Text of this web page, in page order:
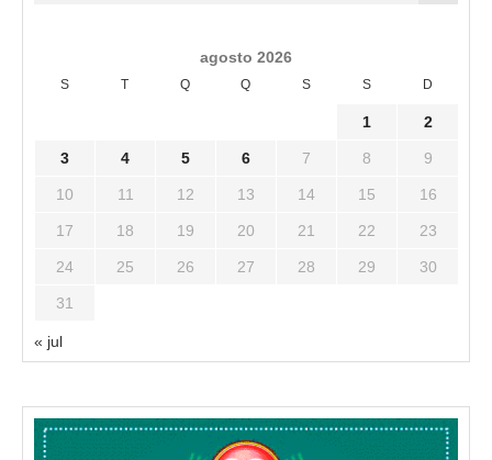
agosto 2026
S T Q Q S S D
1 2
3 4 5 6 7 8 9
10 11 12 13 14 15 16
17 18 19 20 21 22 23
24 25 26 27 28 29 30
31
« jul